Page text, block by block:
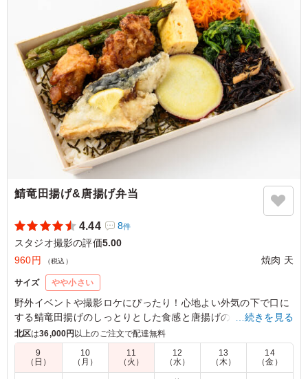
おにぎりの種類がとても豊富でなにを食べても美味しい、
大満足な商品でした。お米が美味しく、味や具がたくさん
あるので最後まで飽きずにいただけるオススメの商品で
す。また注文したいです。
ご利用シーン：ロケ・撮影›スタジオ撮影
東京都港区赤坂2026/07/22
鯖竜田揚げ&唐揚げ弁当
4.44 8件
スタジオ撮影の評価5.00
960円
（税込） 焼肉 天
サイズ やや小さい
野外イベントや撮影ロケにぴったり！心地よい外気の下で口に
する鯖竜田揚げのしっとりとした食感と唐揚げのジューシーさ
は格別。アスパラの塩焼きと共に味わう、素朴な味付けが癒し
を与えてくれます。さらに彩り豊かなひじき煮や人参ナムルが
お口の中で広がり、満足感を一層引き立てます。
…続きを見る
北区は36,000円以上のご注文で配達無料
9
（日）
10
（月）
11
（火）
12
（水）
13
（木）
14
（金）